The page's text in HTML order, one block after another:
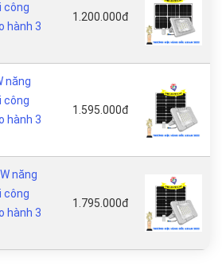
công
hành 3
1.200.000đ
năng
công
hành 3
1.595.000đ
năng
công
hành 3
1.795.000đ